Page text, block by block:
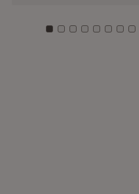
Zu Kachel: 0
Zu Kachel: 1
Zu Kachel: 2
Zu Kachel:
ZuZuZu